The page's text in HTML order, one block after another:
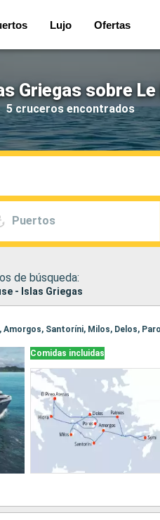
Lujo Ofertas
Griegas sobre
5 cruceros encontrados
Puertos
de búsqueda:
- Islas Griegas
Santoríni, Milos, Delos,
Comidas incluidas